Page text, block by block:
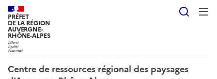
PRÉFET
DE LA RÉGION
AUVERGNE-
RHÔNE-ALPES
Centre de ressources régional des paysages